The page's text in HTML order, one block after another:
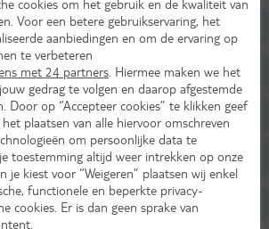
cookies om het gebruik en de kwaliteit van
Voor een betere gebruikservaring, het
aanbiedingen en om de ervaring op
te verbeteren
met 24 partners . Hiermee maken we het
gedrag te volgen en daarop afgestemde
Door op “Accepteer cookies” te klikken geef
plaatsen van alle hiervoor omschreven
om persoonlijke data te
toestemming altijd weer intrekken op onze
je kiest voor “Weigeren” plaatsen wij enkel
functionele en beperkte privacy-
cookies. Er is dan geen sprake van